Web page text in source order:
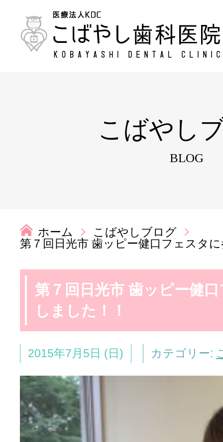
こばやし
BLOG
ホーム
こばやしブログ
第７回日光市 歯ッピー健口フェスタ
第７回日光市 歯ッピー健
しました！！
2015年7月5日 (日) カテゴリー: